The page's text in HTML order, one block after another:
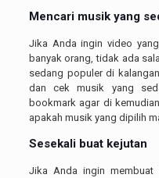
Mencari musik yang
Jika Anda ingin video
banyak orang, tidak ada
sedang populer di
dan cek musik yang
bookmark agar di
apakah musik yang dipilih
Sesekali buat kejutan
Jika Anda ingin